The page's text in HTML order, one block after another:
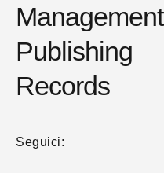
Management
Publishing
Records
Seguici: